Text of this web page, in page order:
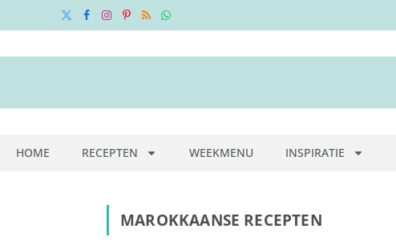
X
FacebookInstagram
Pinterest
RSSWhatsApp
HOME RECEPTEN WEEKMENU INSPIRATIE
MAROKKAANSE RECEPTEN